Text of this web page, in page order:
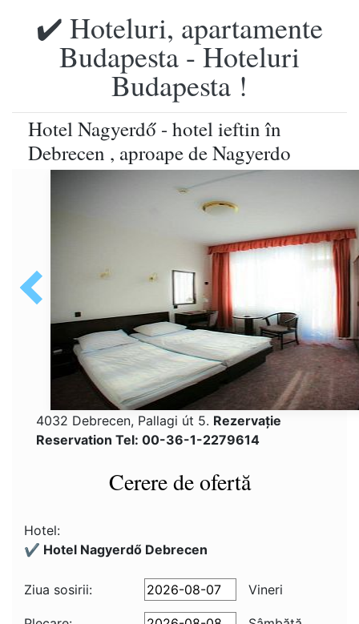
✔️ Hoteluri, apartamente
Budapesta - Hoteluri
Budapesta !
Hotel Nagyerdő - hotel ieftin în
Debrecen , aproape de Nagyerdo
4032 Debrecen, Pallagi út 5. Rezervaţie
Reservation Tel: 00-36-1-2279614
Cerere de ofertă
Hotel:
✔️ Hotel Nagyerdő Debrecen
Ziua sosirii: Vineri